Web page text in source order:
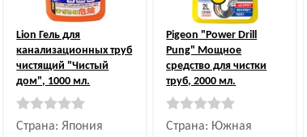
Lion Гель для
канализационных труб
чистящий "Чистый
дом", 1000 мл.
Страна: Япония
Pigeon "Power Drill
Pung" Мощное
средство для чистки
труб, 2000 мл.
Страна: Южная